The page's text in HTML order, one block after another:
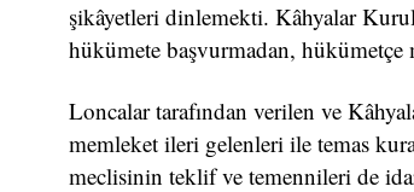
şikâyetleri dinlemekti. Kâhyalar
hükümete başvurmadan, hükümetçe
Loncalar tarafından verilen ve
memleket ileri gelenleri ile temas
meclisinin teklif ve temennileri de